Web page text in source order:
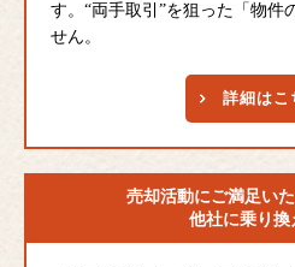
す。“両手取引”を狙った「物件
せん。
詳細はこ
売却活動にご満足い
他社に乗り換